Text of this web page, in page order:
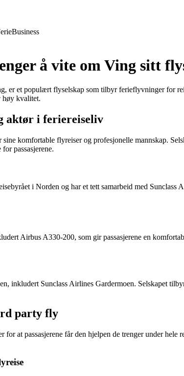
Business
å vite om Ving sitt
er et populært flyselskap som tilbyr ferieflyvninger for
høy kvalitet.
aktør i feriereiseliv
komfortable flyreiser og profesjonelle mannskap.
passasjerene.
i Norden og har et tett samarbeid med
Airbus A330-200, som gir passasjerene en
inkludert Sunclass Airlines Gardermoen. Selskapet
party fly
for at passasjerene får den hjelpen de trenger under